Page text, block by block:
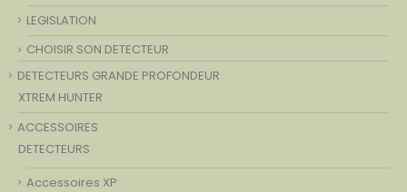
LEGISLATION
CHOISIR SON DETECTEUR
DETECTEURS GRANDE PROFONDEUR
XTREM HUNTER
ACCESSOIRES
DETECTEURS
Accessoires XP